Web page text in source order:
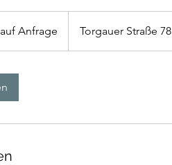
Anfrage Torgauer Straße 78